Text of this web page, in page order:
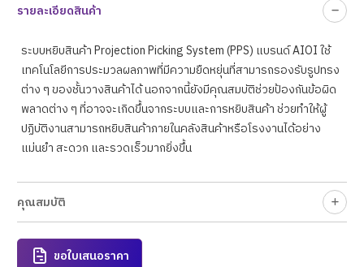
รายละเอียดสินค้า
ระบบหยิบสินค้า Projection Picking System (PPS) แบรนด์ AIOI ใช้
เทคโนโลยีการประมวลผลภาพที่มีความยืดหยุ่นที่สามารถรองรับรูปทรง
ต่าง ๆ ของชั้นวางสินค้าได้ นอกจากนี้ยังมีคุณสมบัติช่วยป้องกันข้อผิด
พลาดต่าง ๆ ที่อาจจะเกิดขึ้นจากระบบและการหยิบสินค้า ช่วยทำให้ผู้
ปฏิบัติงานสามารถหยิบสินค้าภายในคลังสินค้าหรือโรงงานได้อย่าง
แม่นยำ สะดวก และรวดเร็วมากยิ่งขึ้น
คุณสมบัติ
ขอใบเสนอราคา